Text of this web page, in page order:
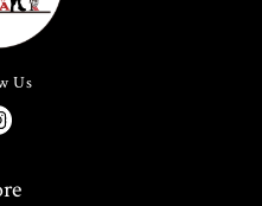
Us